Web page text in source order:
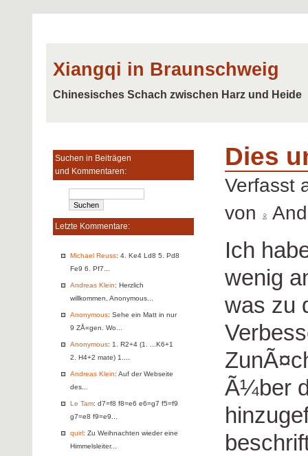
Xiangqi in Braunschweig
Chinesisches Schach zwischen Harz und Heide
Suchen in Beiträgen
und Kommentaren:
Letzte Kommentare:
Michael Reuss: 4. Ke4 Ld8 5. Pd8
Fe9 6. Pf7...
Andreas Klein: Herzlich
willkommen, Anonymous...
Anonymous: Sehe ein Matt in nur
9 ZÅ«gen. Wo...
Anonymous: 1. R2+4 (1. ...K6+1
2. H4+2 mate) 1....
Andreas Klein: Auf der Webseite
des...
Le Tam: d7=f8 f8=e6 e6=g7 f5=f9
g7=e8 f9=e9...
quirl: Zu Weihnachten wieder eine
Himmelsleiter...
Dies
Verfasst
von
Ich
wenig
was zu
Ã¼ber